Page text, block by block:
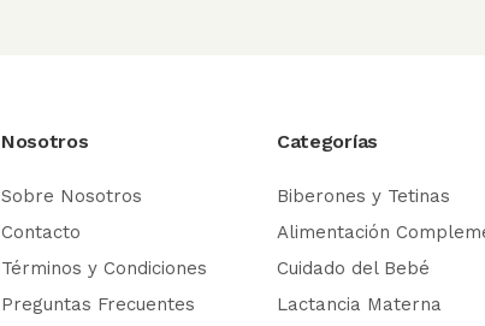
Nosotros
Sobre Nosotros
Contacto
Términos y Condiciones
Preguntas Frecuentes
Categorías
Biberones y Tetinas
Alimentación
Cuidado del Bebé
Lactancia Materna